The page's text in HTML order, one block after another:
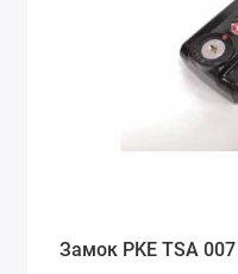
Замок PKE TSA 007